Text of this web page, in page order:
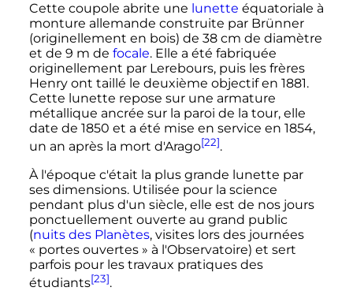
Cette coupole abrite une lunette équatoriale à
monture allemande construite par Brünner
(originellement en bois) de 38 cm de diamètre
et de 9 m de focale. Elle a été fabriquée
originellement par Lerebours, puis les frères
Henry ont taillé le deuxième objectif en 1881.
Cette lunette repose sur une armature
métallique ancrée sur la paroi de la tour, elle
date de 1850 et a été mise en service en 1854,
un an après la mort d'Arago[22].
À l'époque c'était la plus grande lunette par
ses dimensions. Utilisée pour la science
pendant plus d'un siècle, elle est de nos jours
ponctuellement ouverte au grand public
(nuits des Planètes, visites lors des journées
« portes ouvertes » à l'Observatoire) et sert
parfois pour les travaux pratiques des
étudiants[23].